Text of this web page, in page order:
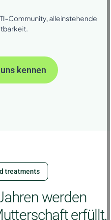
Community, alleinstehende
kennen
treatments
werden
erfüllt.